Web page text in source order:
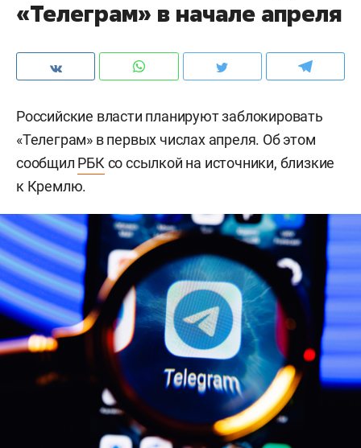
«Телеграм» в начале апреля
Российские власти планируют заблокировать
«Телеграм» в первых числах апреля. Об этом
сообщил РБК со ссылкой на источники, близкие
к Кремлю.